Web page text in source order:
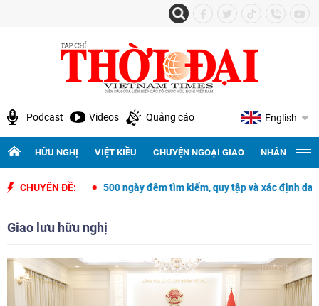
Podcast Videos Quảng cáo English
HỮU NGHỊ VIỆT KIỀU CHUYỆN NGOẠI GIAO NHÂN
CHUYÊN ĐỀ:
500 ngày đêm tìm kiếm, quy tập và xác định danh tính hài cốt
Giao lưu hữu nghị